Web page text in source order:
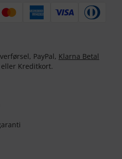
PayPal, Klarna Betal
eller Kreditkort.